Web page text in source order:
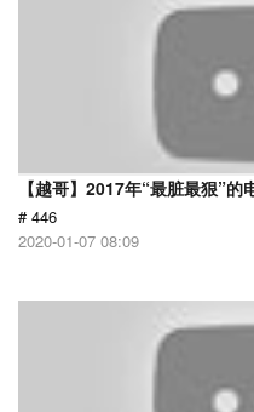
【越哥】2017年“最脏最狠”
# 446
2020-01-07 08:09